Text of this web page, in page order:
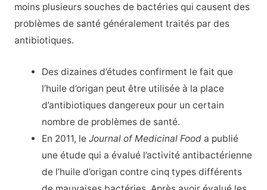
moins plusieurs souches de bactéries qui causent des
problèmes de santé généralement traités par des
antibiotiques.
Des dizaines d’études confirment le fait que
l’huile d’origan peut être utilisée à la place
d’antibiotiques dangereux pour un certain
nombre de problèmes de santé.
En 2011, leJournal of Medicinal Food a publié
une étude qui a évalué l’activité antibactérienne
de l’huile d’origan contre cinq types différents